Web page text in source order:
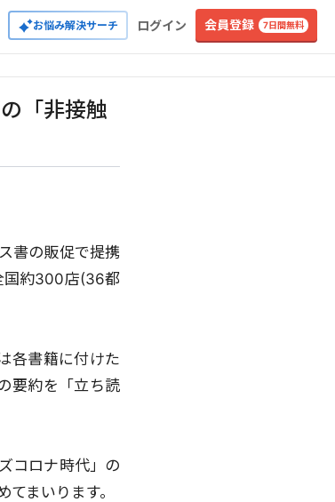
お悩み解決サーチ ログイン 会員登録 7日間無料
「非接触
書の販促で提携
国約300店(36都
各書籍に付けた
要約を「立ち読
コロナ時代」の
まいります。